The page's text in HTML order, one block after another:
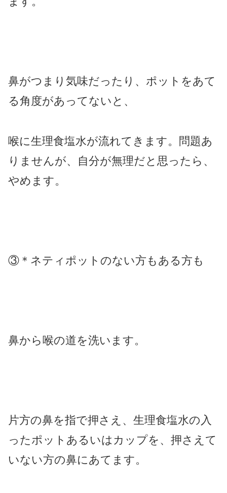
鼻がつまり気味だったり、ポットをあて
る角度があってないと、
喉に生理食塩水が流れてきます。問題あ
りませんが、自分が無理だと思ったら、
やめます。
③＊ネティポットのない方もある方も
鼻から喉の道を洗います。
片方の鼻を指で押さえ、生理食塩水の入
ったポットあるいはカップを、押さえて
いない方の鼻にあてます。